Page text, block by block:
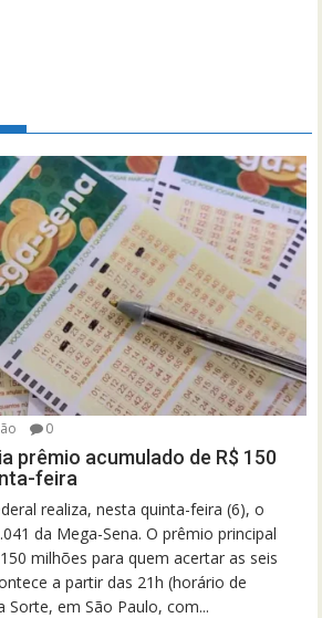
0
prêmio acumulado de R$ 150
feira
realiza, nesta quinta-feira (6), o
da Mega-Sena. O prêmio principal
milhões para quem acertar as seis
a partir das 21h (horário de
Sorte, em São Paulo, com...